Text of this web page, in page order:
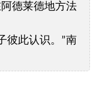
德莱德地方法
彼此认识。”南